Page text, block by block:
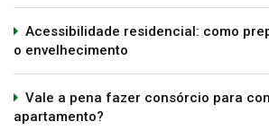
Acessibilidade residencial: como
o envelhecimento
Vale a pena fazer consórcio para
apartamento?